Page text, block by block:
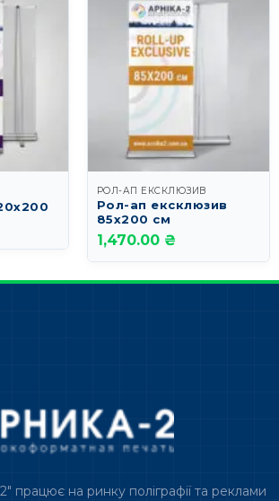
РОЛ-АП ЕКСКЛЮЗИВ
Рол-ап ексклюзив
85х200 см
1,470.00 ₴
працює на ринку поліграфії та реклами